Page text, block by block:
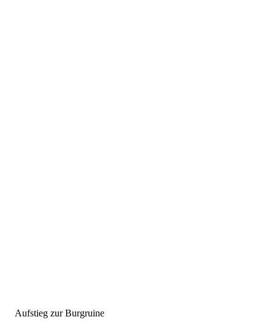
Aufstieg zur Burgruine